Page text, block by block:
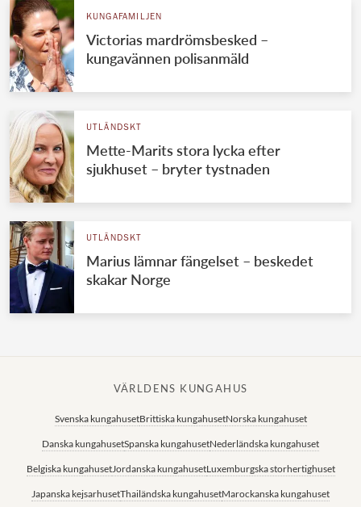
KUNGAFAMILJEN
Victorias mardrömsbesked –
kungavännen polisanmäld
UTLÄNDSKT
Mette-Marits stora lycka efter
sjukhuset – bryter tystnaden
UTLÄNDSKT
Marius lämnar fängelset – beskedet
skakar Norge
VÄRLDENS KUNGAHUS
Svenska kungahusetBrittiska kungahusetNorska kungahuset
Danska kungahusetSpanska kungahusetNederländska kungahuset
Belgiska kungahusetJordanska kungahusetLuxemburgska storhertighuset
Japanska kejsarhusetThailändska kungahusetMarockanska kungahuset